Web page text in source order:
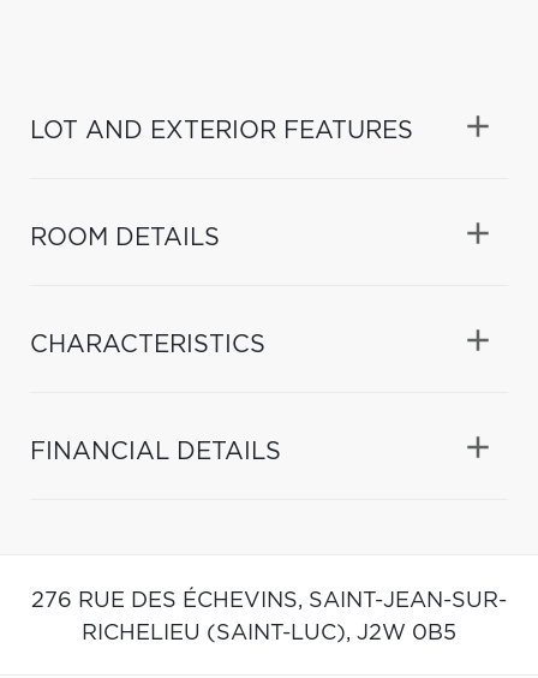
LOT AND EXTERIOR FEATURES
ROOM DETAILS
CHARACTERISTICS
FINANCIAL DETAILS
276 RUE DES ÉCHEVINS, SAINT-JEAN-SUR-
RICHELIEU (SAINT-LUC), J2W 0B5